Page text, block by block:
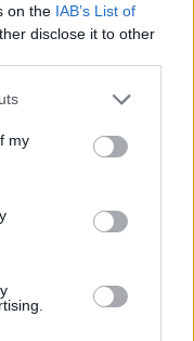
on the IAB’s List of
disclose it to other
one or more Google
You may click to
third-party tags to
in below Google
my
az ország
fenntartású
mellett
lelkesedéssel és
azért, hogy szinte a
számos szakmai
s hogy a színház
legnagyobb
melynek a
fontosnak tartjuk
hogy